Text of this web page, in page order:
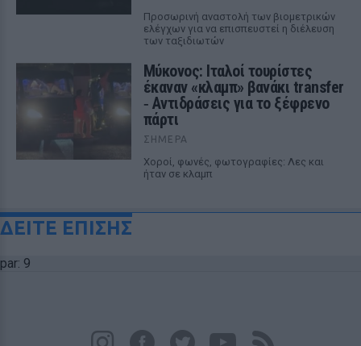
Προσωρινή αναστολή των βιομετρικών
ελέγχων για να επισπευστεί η διέλευση
των ταξιδιωτών
Μύκονος: Ιταλοί τουρίστες
έκαναν «κλαμπ» βανάκι transfer
‑ Αντιδράσεις για το ξέφρενο
πάρτι
ΣΉΜΕΡΑ
Χοροί, φωνές, φωτογραφίες: Λες και
ήταν σε κλαμπ
ΔΕΙΤΕ ΕΠΙΣΗΣ
par: 9